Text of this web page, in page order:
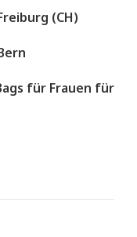
(CH)
für Frauen für